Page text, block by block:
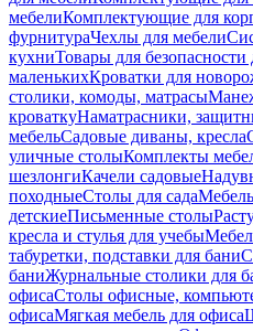
мебелиКомплектующие для
фурнитураЧехлы для мебели
кухниТовары для безопасности
маленькихКроватки для
столики, комоды, матрасы
кроваткуНаматрасники,
мебельСадовые диваны, кресла
уличные столыКомплекты
шезлонгиКачели садовые
походныеСтолы для сада
детскиеПисьменные столы
кресла и стулья для учебы
табуретки, подставки для бани
баниЖурнальные столики для
офисаСтолы офисные,
офисаМягкая мебель для офиса